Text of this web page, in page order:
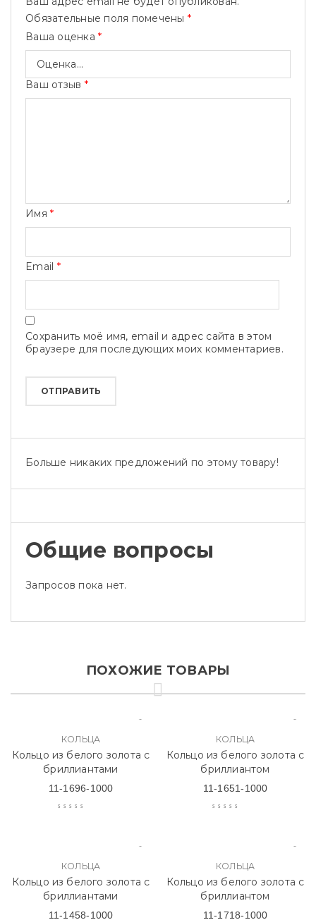
Обязательные поля помечены *
Ваша оценка *
Ваш отзыв *
Имя *
Email *
Сохранить моё имя, email и адрес сайта в этом
браузере для последующих моих комментариев.
Больше никаких предложений по этому товару!
Общие вопросы
Запросов пока нет.
ПОХОЖИЕ ТОВАРЫ
КОЛЬЦА
Кольцо из белого золота с
бриллиантами
11-1696-1000
КОЛЬЦА
Кольцо из белого золота с
бриллиантом
11-1651-1000
КОЛЬЦА
Кольцо из белого золота с
бриллиантами
11-1458-1000
КОЛЬЦА
Кольцо из белого золота с
бриллиантом
11-1718-1000